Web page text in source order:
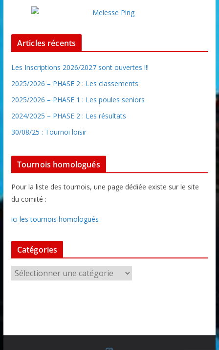
Articles récents
Les Inscriptions 2026/2027 sont ouvertes !!!
2025/2026 – PHASE 2 : Les classements
2025/2026 – PHASE 1 : Les poules seniors
2024/2025 – PHASE 2 : Les résultats
30/08/25 : Tournoi loisir
Tournois homologués
Pour la liste des tournois, une page dédiée existe sur le site
du comité :
ici les tournois homologués
Catégories
a